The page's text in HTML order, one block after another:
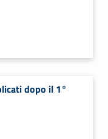
dopo il 1°